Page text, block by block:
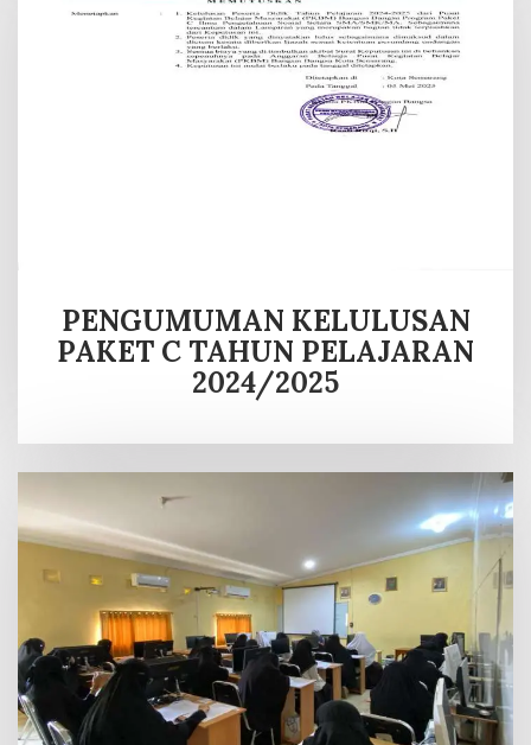
PENGUMUMAN KELULUSAN
PAKET C TAHUN PELAJARAN
2024/2025